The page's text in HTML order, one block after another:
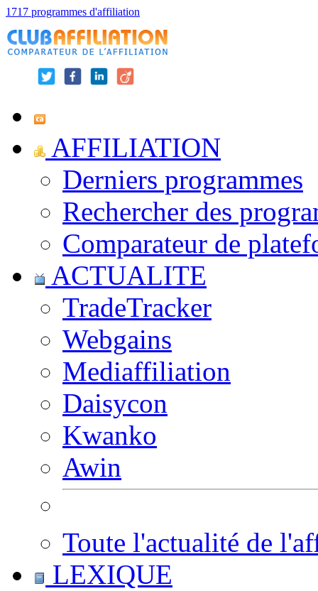
1717 programmes d'affiliation
AFFILIATION
Derniers programmes
Rechercher des
Comparateur de
ACTUALITE
TradeTracker
Webgains
Mediaffiliation
Daisycon
Kwanko
Awin
Toute l'actualité de
LEXIQUE